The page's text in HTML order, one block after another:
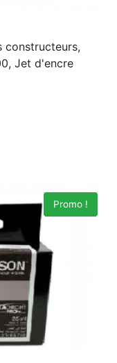
constructeurs,
Jet d'encre
Promo !